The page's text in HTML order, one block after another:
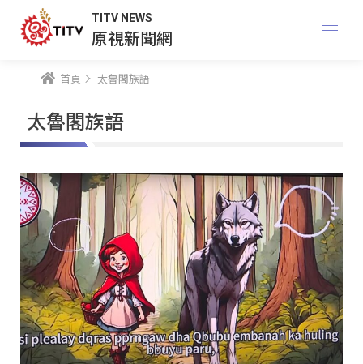
TITV NEWS
原視新聞網
首頁 太魯閣族語
太魯閣族語